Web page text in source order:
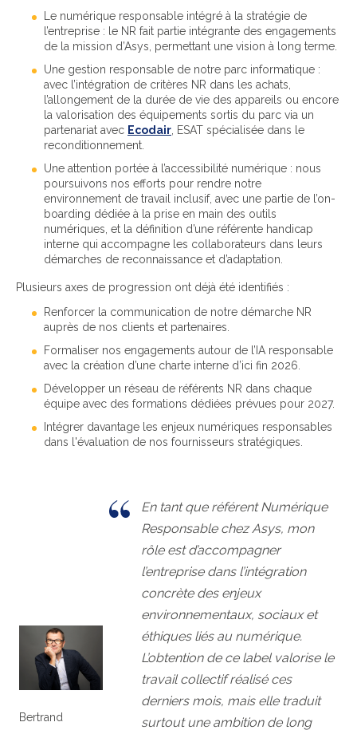
Le numérique responsable intégré à la stratégie de
l’entreprise : le NR fait partie intégrante des engagements
de la mission d’Asys, permettant une vision à long terme.
Une gestion responsable de notre parc informatique :
avec l’intégration de critères NR dans les achats,
l’allongement de la durée de vie des appareils ou encore
la valorisation des équipements sortis du parc via un
partenariat avec Ecodair , ESAT spécialisée dans le
reconditionnement.
Une attention portée à l’accessibilité numérique : nous
poursuivons nos efforts pour rendre notre
environnement de travail inclusif, avec une partie de l’on-
boarding dédiée à la prise en main des outils
numériques, et la définition d’une référente handicap
interne qui accompagne les collaborateurs dans leurs
démarches de reconnaissance et d’adaptation.
Plusieurs axes de progression ont déjà été identifiés :
Renforcer la communication de notre démarche NR
auprès de nos clients et partenaires.
Formaliser nos engagements autour de l’IA responsable
avec la création d’une charte interne d’ici fin 2026.
Développer un réseau de référents NR dans chaque
équipe avec des formations dédiées prévues pour 2027.
Intégrer davantage les enjeux numériques responsables
dans l'évaluation de nos fournisseurs stratégiques.
Bertrand
En tant que référent Numérique
Responsable chez Asys, mon
rôle est d’accompagner
l’entreprise dans l’intégration
concrète des enjeux
environnementaux, sociaux et
éthiques liés au numérique.
L’obtention de ce label valorise le
travail collectif réalisé ces
derniers mois, mais elle traduit
surtout une ambition de long